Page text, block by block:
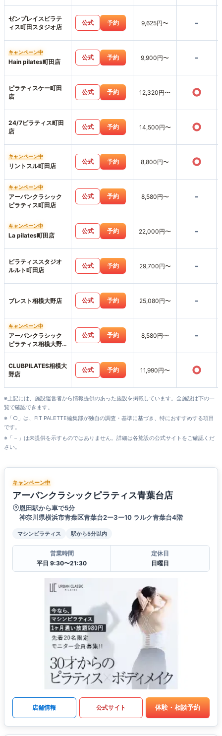
ゼンプレイスピラテ
ィス町田スタジオ店
公式 予約 9,625円〜 -
キャンペーン中
Hain pilates町田店
公式 予約 9,900円〜 -
ピラティスケー町田
店
公式 予約 12,320円〜 ○
24/7ピラティス町田
店
公式 予約 14,500円〜 ○
キャンペーン中
リントスル町田店
公式 予約 8,800円〜 ○
キャンペーン中
アーバンクラシック
ピラティス町田店
公式 予約 8,580円〜 -
キャンペーン中
La pilates町田店
公式 予約 22,000円〜 -
ピラティススタジオ
ルルト町田店
公式 予約 29,700円〜 -
ブレスト相模大野店 公式 予約 25,080円〜 -
キャンペーン中
アーバンクラシック
ピラティス相模大野
店
公式 予約 8,580円〜 -
CLUBPILATES相模大
野店
公式 予約 11,990円〜 ○
※上記には、施設運営者から情報提供のあった施設を掲載しています。全施設は下の一
覧で確認できます。
※「○」は、FIT PALETTE編集部が独自の調査・基準に基づき、特におすすめする項目
です。
※「－」は未提供を示すものではありません。詳細は各施設の公式サイトをご確認くだ
さい。
キャンペーン中
アーバンクラシックピラティス青葉台店
恩田駅から車で5分
神奈川県横浜市青葉区青葉台2ー3ー10 ラルク青葉台4階
マシンピラティス 駅から5分以内
営業時間
平日 9:30〜21:30
定休日
日曜日
店舗情報 公式サイト 体験・相談予約